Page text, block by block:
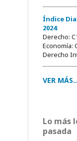
Índice
2024:
Derecho:
Economía:
Derecho
VER
Lo más
pasada